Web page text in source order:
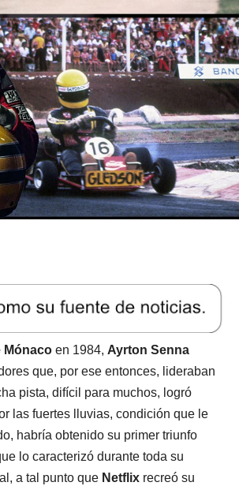
Mónaco en 1984, Ayrton Senna
que, por ese entonces, lideraban
pista, difícil para muchos, logró
las fuertes lluvias, condición que le
habría obtenido su primer triunfo
lo caracterizó durante toda su
a tal punto que Netflix recreó su